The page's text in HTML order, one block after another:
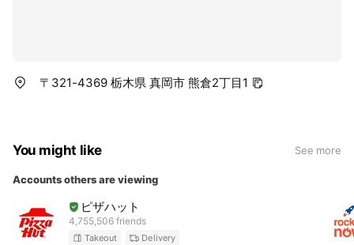
〒321-4369 栃木県 真岡市 熊倉2丁目1
You might like See more
Accounts others are viewing
ピザハット
4,755,506 friends
Takeout Delivery